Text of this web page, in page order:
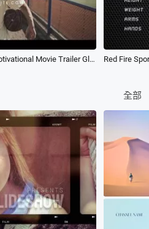
Epic High Energy Inspire Sports Motivational Movie Trailer Glitch Opener Intro
全部